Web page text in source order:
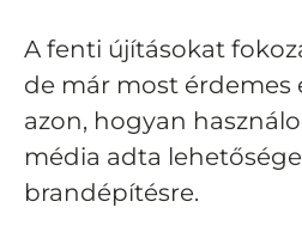
A fenti újításokat
de már most
azon, hogyan
média adta
brandépítésre.